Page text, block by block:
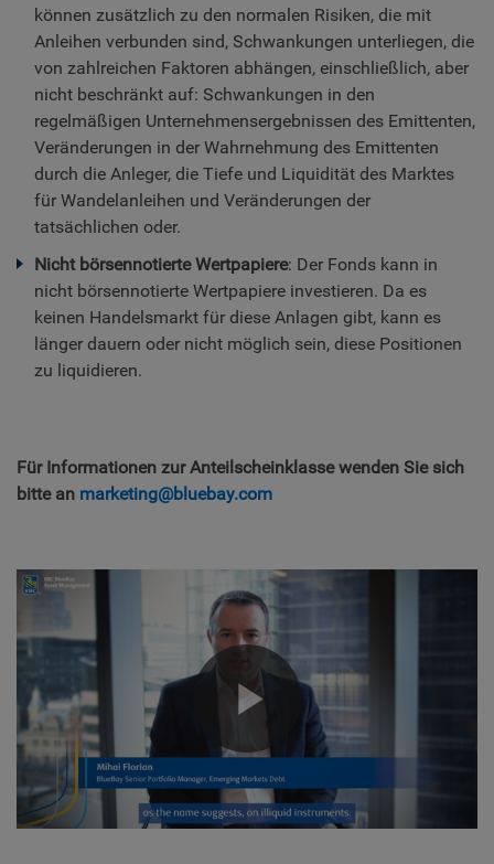
können zusätzlich zu den normalen Risiken, die mit
Anleihen verbunden sind, Schwankungen unterliegen, die
von zahlreichen Faktoren abhängen, einschließlich, aber
nicht beschränkt auf: Schwankungen in den
regelmäßigen Unternehmensergebnissen des Emittenten,
Veränderungen in der Wahrnehmung des Emittenten
durch die Anleger, die Tiefe und Liquidität des Marktes
für Wandelanleihen und Veränderungen der
tatsächlichen oder.
Nicht börsennotierte Wertpapiere: Der Fonds kann in
nicht börsennotierte Wertpapiere investieren. Da es
keinen Handelsmarkt für diese Anlagen gibt, kann es
länger dauern oder nicht möglich sein, diese Positionen
zu liquidieren.
Für Informationen zur Anteilscheinklasse wenden Sie sich
bitte an marketing@bluebay.com
Play